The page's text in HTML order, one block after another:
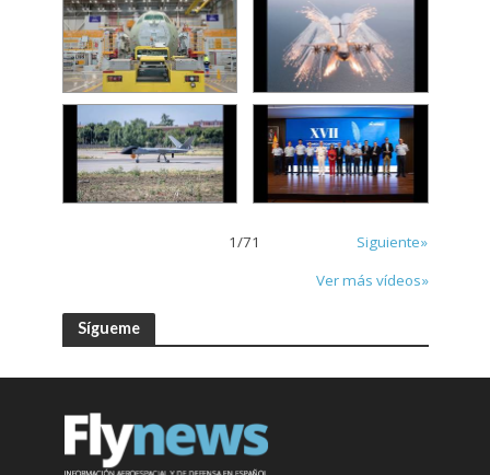
1/71
Siguiente»
Ver más vídeos»
Sígueme